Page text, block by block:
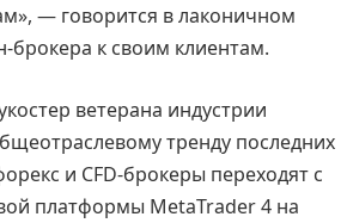
— говорится в лаконичном
к своим клиентам.
ветерана индустрии
тренду последних
и CFD-брокеры переходят с
платформы MetaTrader 4 на